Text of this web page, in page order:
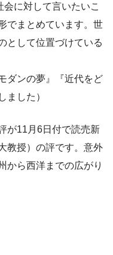
に対して言いたいこ
でまとめています。世
として位置づけている
ダンの夢』『近代をど
ました）
が11月6日付で読売新
教授）の評です。意外
から西洋までの広がり